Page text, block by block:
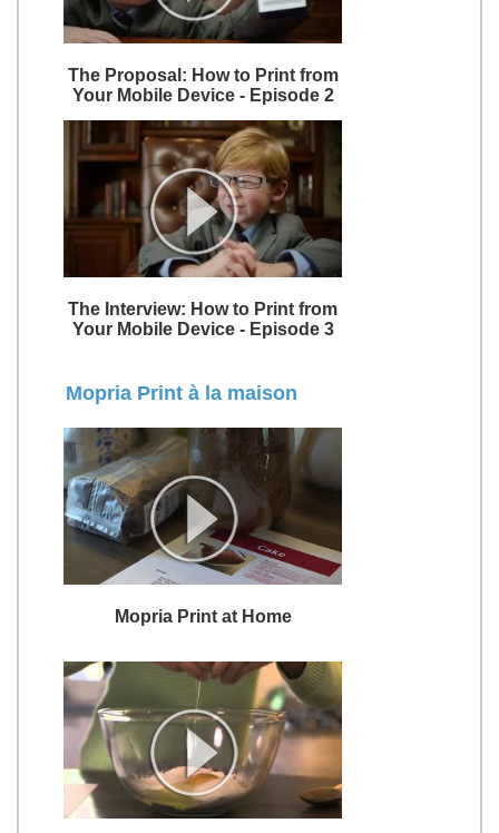
The Proposal: How to Print from
Your Mobile Device - Episode 2
The Interview: How to Print from
Your Mobile Device - Episode 3
Mopria Print à la maison
Mopria Print at Home